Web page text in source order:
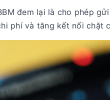
đem lại là cho phép
phí và tăng kết nối chặt